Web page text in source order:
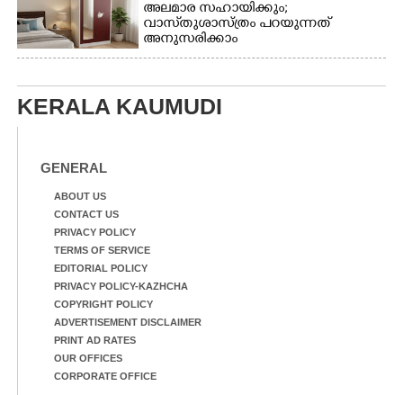
അലമാര സഹായിക്കും;
വാസ്‌തുശാസ്ത്രം പറയുന്നത്
അനുസരിക്കാം
KERALA KAUMUDI
GENERAL
ABOUT US
CONTACT US
PRIVACY POLICY
TERMS OF SERVICE
EDITORIAL POLICY
PRIVACY POLICY-KAZHCHA
COPYRIGHT POLICY
ADVERTISEMENT DISCLAIMER
PRINT AD RATES
OUR OFFICES
CORPORATE OFFICE